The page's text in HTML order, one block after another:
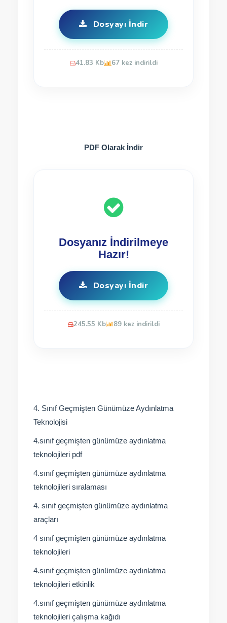
Dosyayı İndir
41.83 Kb 67 kez indirildi
PDF Olarak İndir
Dosyanız İndirilmeye
Hazır!
Dosyayı İndir
245.55 Kb 89 kez indirildi
4. Sınıf Geçmişten Günümüze Aydınlatma
Teknolojisi
4.sınıf geçmişten günümüze aydınlatma
teknolojileri pdf
4.sınıf geçmişten günümüze aydınlatma
teknolojileri sıralaması
4. sınıf geçmişten günümüze aydınlatma
araçları
4 sınıf geçmişten günümüze aydınlatma
teknolojileri
4.sınıf geçmişten günümüze aydınlatma
teknolojileri etkinlik
4.sınıf geçmişten günümüze aydınlatma
teknolojileri çalışma kağıdı